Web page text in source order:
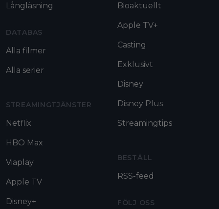
Långläsning
DATABAS
Alla filmer
Alla serier
STREAMINGTJÄNSTER
Netflix
HBO Max
Viaplay
Apple TV
Disney+
Bioaktuellt
Apple TV+
Casting
Exklusivt
Disney
Disney Plus
Streamingtips
BESTÄLL
RSS-feed
FÖLJ OSS